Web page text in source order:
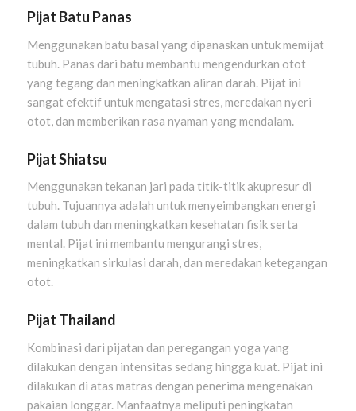
Pijat Batu Panas
Menggunakan batu basal yang dipanaskan untuk memijat
tubuh. Panas dari batu membantu mengendurkan otot
yang tegang dan meningkatkan aliran darah. Pijat ini
sangat efektif untuk mengatasi stres, meredakan nyeri
otot, dan memberikan rasa nyaman yang mendalam.
Pijat Shiatsu
Menggunakan tekanan jari pada titik-titik akupresur di
tubuh. Tujuannya adalah untuk menyeimbangkan energi
dalam tubuh dan meningkatkan kesehatan fisik serta
mental. Pijat ini membantu mengurangi stres,
meningkatkan sirkulasi darah, dan meredakan ketegangan
otot.
Pijat Thailand
Kombinasi dari pijatan dan peregangan yoga yang
dilakukan dengan intensitas sedang hingga kuat. Pijat ini
dilakukan di atas matras dengan penerima mengenakan
pakaian longgar. Manfaatnya meliputi peningkatan